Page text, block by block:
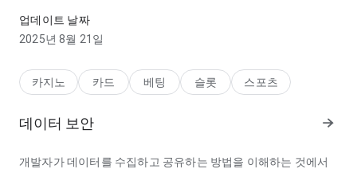
습니다. 세부 사항에 신경 쓴 느낌이 납니다.
업데이트 날짜
2025년 8월 21일
카지노 카드 베팅 슬롯 스포츠
데이터 보안
개발자가 데이터를 수집하고 공유하는 방법을 이해하는 것에서